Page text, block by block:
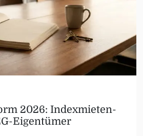
2026: Indexmieten-
Eigentümer